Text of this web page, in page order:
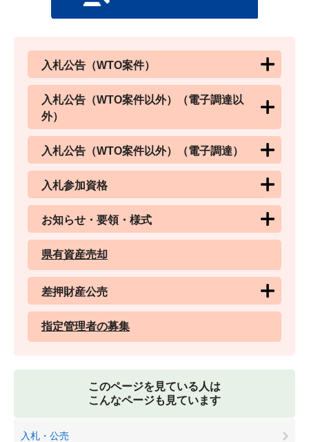
入札公告（WTO案件）
入札公告（WTO案件以外）（電子調達以
外）
入札公告（WTO案件以外）（電子調達）
入札参加資格
お知らせ・要領・様式
県有資産売却
差押財産公売
指定管理者の募集
このページを見ている人は
こんなページも見ています
入札・公売